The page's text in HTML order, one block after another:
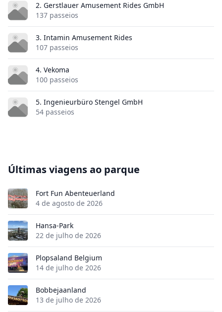
2. Gerstlauer Amusement Rides GmbH
137 passeios
3. Intamin Amusement Rides
107 passeios
4. Vekoma
100 passeios
5. Ingenieurbüro Stengel GmbH
54 passeios
Últimas viagens ao parque
Fort Fun Abenteuerland
4 de agosto de 2026
Hansa-Park
22 de julho de 2026
Plopsaland Belgium
14 de julho de 2026
Bobbejaanland
13 de julho de 2026